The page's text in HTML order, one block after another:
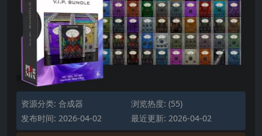
资源分类: 合成器
浏览热度: (55)
发布时间: 2026-04-02
最近更新: 2026-04-02